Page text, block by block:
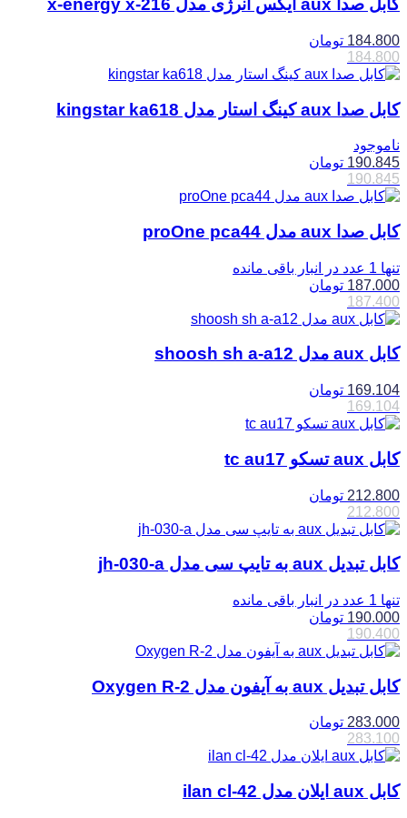
کابل صدا aux ایکس انرژی مدل x-energy x-216
184.800 تومان
184.800
کابل صدا aux کینگ استار مدل kingstar ka618
ناموجود
190.845 تومان
190.845
کابل صدا aux مدل proOne pca44
تنها 1 عدد در انبار باقی مانده
187.000 تومان
187.400
کابل aux مدل shoosh sh a-a12
169.104 تومان
169.104
کابل aux تسکو tc au17
212.800 تومان
212.800
کابل تبدیل aux به تایپ سی مدل jh-030-a
تنها 1 عدد در انبار باقی مانده
190.000 تومان
190.400
کابل تبدیل aux به آیفون مدل Oxygen R-2
283.000 تومان
283.100
کابل aux ایلان مدل ilan cl-42